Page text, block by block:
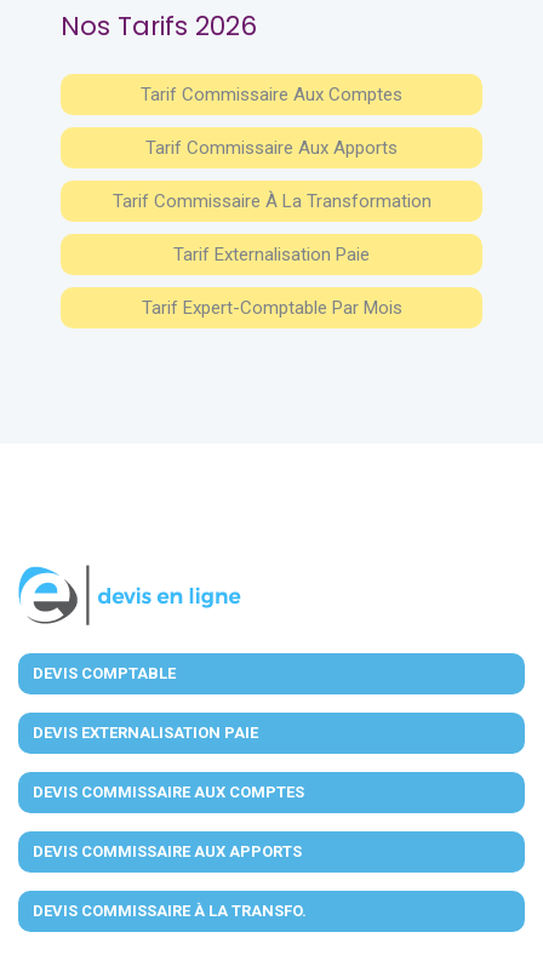
Nos Tarifs 2026
Tarif Commissaire Aux Comptes
Tarif Commissaire Aux Apports
Tarif Commissaire À La Transformation
Tarif Externalisation Paie
Tarif Expert-Comptable Par Mois
DEVIS COMPTABLE
DEVIS EXTERNALISATION PAIE
DEVIS COMMISSAIRE AUX COMPTES
DEVIS COMMISSAIRE AUX APPORTS
DEVIS COMMISSAIRE À LA TRANSFO.